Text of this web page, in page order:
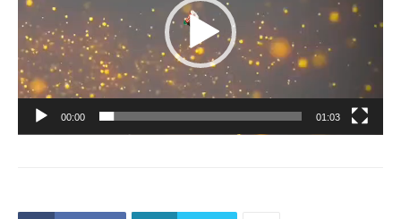
00:00 01:03